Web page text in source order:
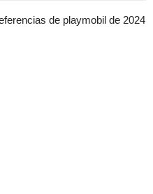
de playmobil de 2024